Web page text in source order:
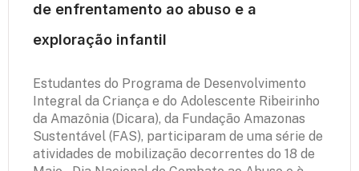
de enfrentamento ao abuso e a
exploração infantil
Estudantes do Programa de Desenvolvimento
Integral da Criança e do Adolescente Ribeirinho
da Amazônia (Dicara), da Fundação Amazonas
Sustentável (FAS), participaram de uma série de
atividades de mobilização decorrentes do 18 de